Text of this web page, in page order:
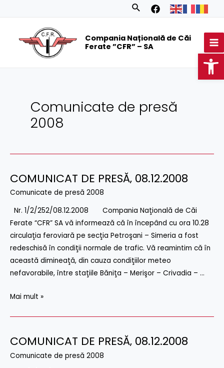
Search
Compania Națională de Căi
Ferate ”CFR” – SA
Comunicate de presă
2008
COMUNICAT DE PRESĂ‚ 08.12.2008
Comunicate de presă 2008
Nr. 1/2/252/08.12.2008 Compania Naţională de Căi
Ferate “CFR” SA vă informează că în începând cu ora 10.28
circulaţia feroviară pe secţia Petroşani – Simeria a fost
redeschisă în condiţii normale de trafic. Vă reamintim că în
această dimineaţă, din cauza condiţiilor meteo
nefavorabile, între staţiile Băniţa – Merişor – Crivadia – …
COMUNICAT
DE
08.12.2008
Mai mult »
COMUNICAT DE PRESĂ‚ 08.12.2008
Comunicate de presă 2008
COMUNICAT
DE